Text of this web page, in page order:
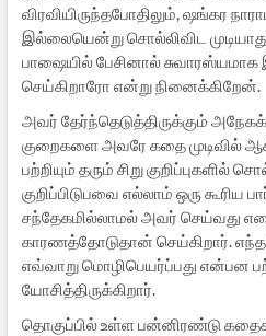
விரவியிருந்தபோதிலும், ஷங்கர
இல்லையென்று சொல்லிவிட
பாஷையில் பேசினால் சுவாரஸ்யமாக
செய்கிறாரோ என்று நினைக்கிறேன்.
அவர் தேர்ந்தெடுத்திருக்கும்
குறைகளை அவரே கதை முடிவில்
பற்றியும் தரும் சிறு குறிப்புகளில்
குறிப்பிடுபவை எல்லாம் ஒரு கூரிய
சந்தேகமில்லாமல் அவர் செய்வது
காரணத்தோடுதான் செய்கிறார்.
எவ்வாறு மொழிபெயர்ப்பது என்பன
யோசித்திருக்கிறார்.
தொகுப்பில் உள்ள பன்னிரண்டு